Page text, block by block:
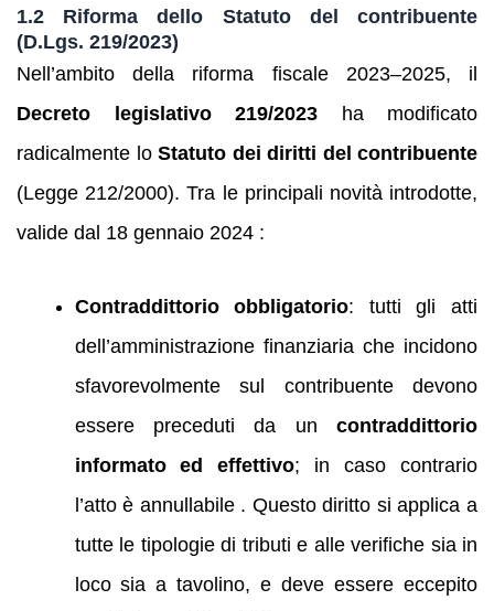
1.2 Riforma dello Statuto del contribuente
(D.Lgs. 219/2023)
Nell’ambito della riforma fiscale 2023–2025, il
Decreto legislativo 219/2023 ha modificato
radicalmente lo Statuto dei diritti del contribuente
(Legge 212/2000). Tra le principali novità introdotte,
valide dal 18 gennaio 2024 :
Contraddittorio obbligatorio: tutti gli atti
dell’amministrazione finanziaria che incidono
sfavorevolmente sul contribuente devono
essere preceduti da un contraddittorio
informato ed effettivo; in caso contrario
l’atto è annullabile . Questo diritto si applica a
tutte le tipologie di tributi e alle verifiche sia in
loco sia a tavolino, e deve essere eccepito